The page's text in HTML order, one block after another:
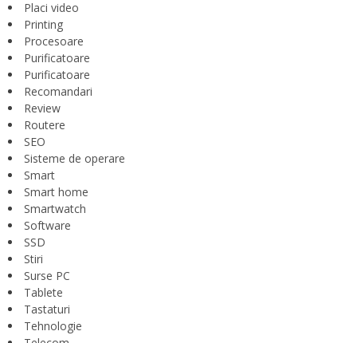
Placi video
Printing
Procesoare
Purificatoare
Purificatoare
Recomandari
Review
Routere
SEO
Sisteme de operare
Smart
Smart home
Smartwatch
Software
SSD
Stiri
Surse PC
Tablete
Tastaturi
Tehnologie